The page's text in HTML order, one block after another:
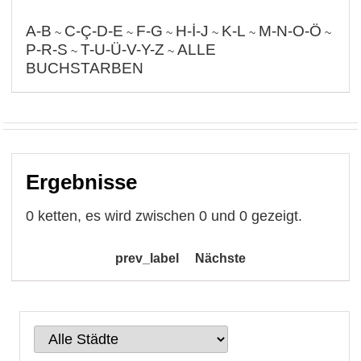
A-B ~ C-Ç-D-E ~ F-G ~ H-İ-J ~ K-L ~ M-N-O-Ö ~
P-R-S ~ T-U-Ü-V-Y-Z ~ALLE
BUCHSTARBEN
Ergebnisse
0 ketten, es wird zwischen 0 und 0 gezeigt.
prev_label Nächste